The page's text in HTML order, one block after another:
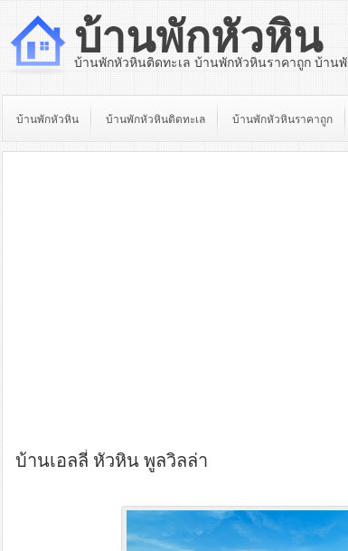
บ้านพักหัวหิน
บ้านพักหัวหินติดทะเล บ้านพักหัวหินราคาถูก บ้าน
บ้านพักหัวหิน บ้านพักหัวหินติดทะเล บ้านพักหัวหินราคาถูก
บ้านเอลลี่ หัวหิน พูลวิลล่า